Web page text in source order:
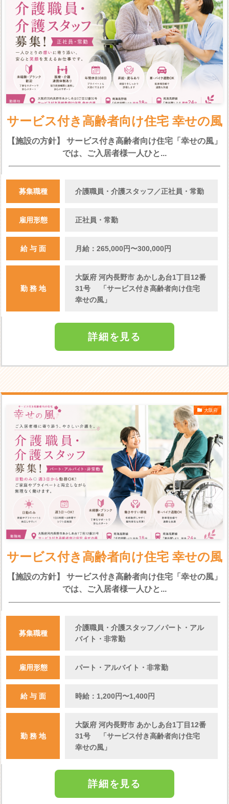
サービス付き高齢者向け住宅 幸せの風
【施設の方針】 サービス付き高齢者向け住宅「幸せの風」
では、ご入居者様一人ひと...
募集職種 介護職員・介護スタッフ／正社員・常勤
雇用形態 正社員・常勤
給 与 面 月給：265,000円〜300,000円
勤 務 地
大阪府 河内長野市 あかしあ台1丁目12番
31号 「サービス付き高齢者向け住宅
幸せの風」
詳細を見る
大阪府
サービス付き高齢者向け住宅 幸せの風
【施設の方針】 サービス付き高齢者向け住宅「幸せの風」
では、ご入居者様一人ひと...
募集職種
介護職員・介護スタッフ／パート・アル
バイト・非常勤
雇用形態 パート・アルバイト・非常勤
給 与 面 時給：1,200円〜1,400円
勤 務 地
大阪府 河内長野市 あかしあ台1丁目12番
31号 「サービス付き高齢者向け住宅
幸せの風」
詳細を見る